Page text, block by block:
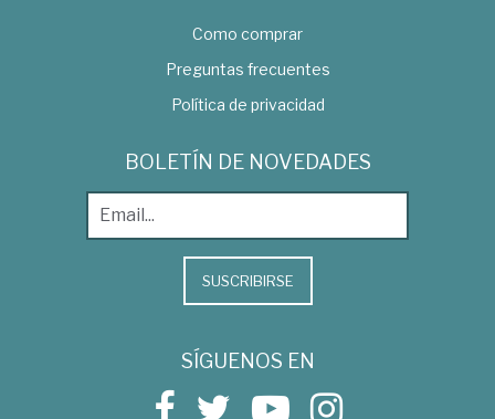
Como comprar
Preguntas frecuentes
Política de privacidad
BOLETÍN DE NOVEDADES
SUSCRIBIRSE
SÍGUENOS EN